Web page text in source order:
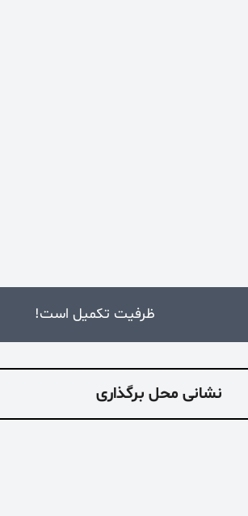
ظرفیت تکمیل است!
نشانی محل برگذاری